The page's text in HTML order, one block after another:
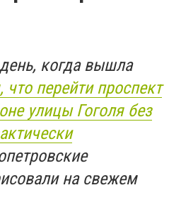
когда вышла
перейти проспект
улицы Гоголя без
на свежем